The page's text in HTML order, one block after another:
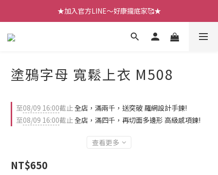
【七月新品】上架了!! 限時折扣優惠😍
★加入官方LINE～好康攏底家🥰★
【七月新品】上架了!! 限時折扣優惠😍
塗鴉字母 寬鬆上衣 M508
至08/09 16:00截止全店，滿兩千，送突破 羅網設計手鍊!
至08/09 16:00截止全店，滿四千，再切面多邊形 高級感項鍊!
查看更多
NT$650